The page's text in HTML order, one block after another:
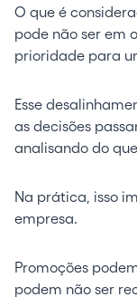
O que é
pode não ser em
prioridade para
Esse
as decisões
analisando do
Na prática, isso
empresa.
Promoções
podem não ser